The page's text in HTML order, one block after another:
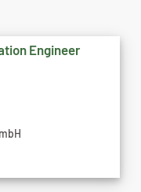
Engineer